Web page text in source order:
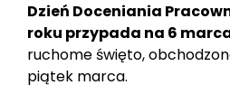
Dzień Doceniania
roku przypada na 6
ruchome święto,
piątek marca.